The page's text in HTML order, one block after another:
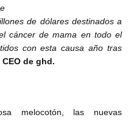
de dólares destinados a
cáncer de mama en todo el
con esta causa año tras
de ghd.
melocotón, las nuevas